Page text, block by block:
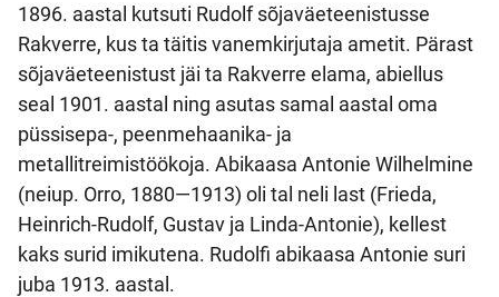
1896. aastal kutsuti Rudolf sõjaväeteenistusse
Rakverre, kus ta täitis vanemkirjutaja ametit. Pärast
sõjaväeteenistust jäi ta Rakverre elama, abiellus
seal 1901. aastal ning asutas samal aastal oma
püssisepa-, peenmehaanika- ja
metallitreimistöökoja. Abikaasa Antonie Wilhelmine
(neiup. Orro, 1880—1913) oli tal neli last (Frieda,
Heinrich-Rudolf, Gustav ja Linda-Antonie), kellest
kaks surid imikutena. Rudolfi abikaasa Antonie suri
juba 1913. aastal.